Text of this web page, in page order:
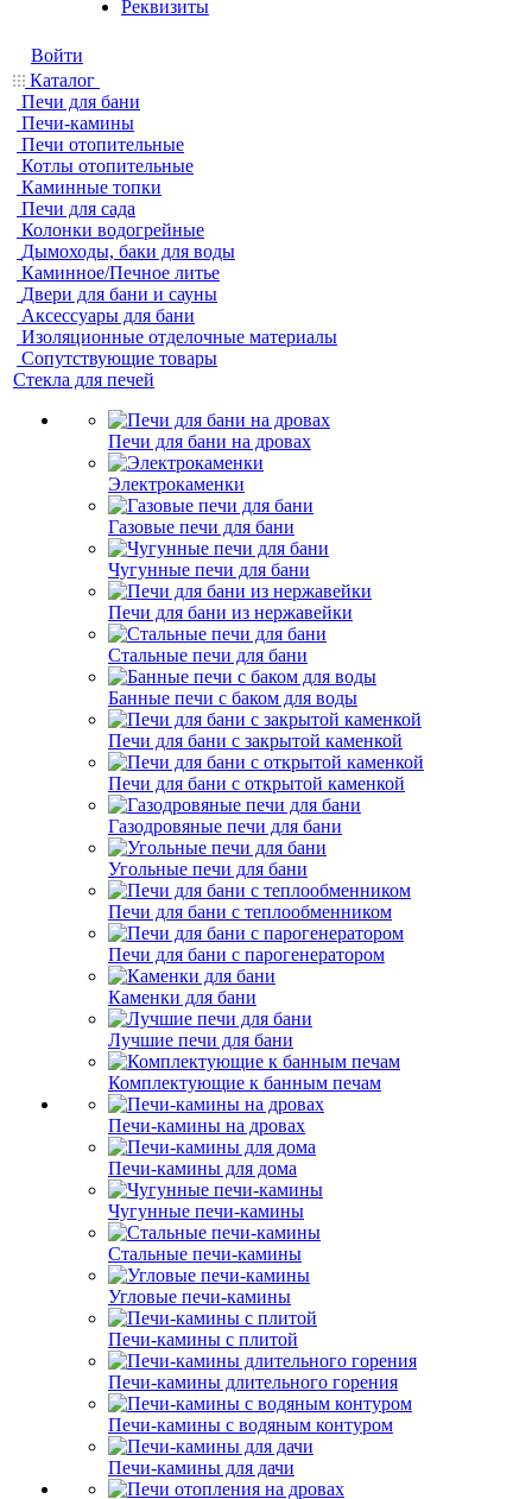
Реквизиты
Войти
Каталог
Печи для бани
Печи-камины
Печи отопительные
Котлы отопительные
Каминные топки
Печи для сада
Колонки водогрейные
Дымоходы, баки для воды
Каминное/Печное литье
Двери для бани и сауны
Аксессуары для бани
Изоляционные отделочные материалы
Сопутствующие товары
Стекла для печей
Печи для бани на дровах
Электрокаменки
Газовые печи для бани
Чугунные печи для бани
Печи для бани из нержавейки
Стальные печи для бани
Банные печи с баком для воды
Печи для бани с закрытой каменкой
Печи для бани с открытой каменкой
Газодровяные печи для бани
Угольные печи для бани
Печи для бани с теплообменником
Печи для бани с парогенератором
Каменки для бани
Лучшие печи для бани
Комплектующие к банным печам
Печи-камины на дровах
Печи-камины для дома
Чугунные печи-камины
Стальные печи-камины
Угловые печи-камины
Печи-камины с плитой
Печи-камины длительного горения
Печи-камины с водяным контуром
Печи-камины для дачи